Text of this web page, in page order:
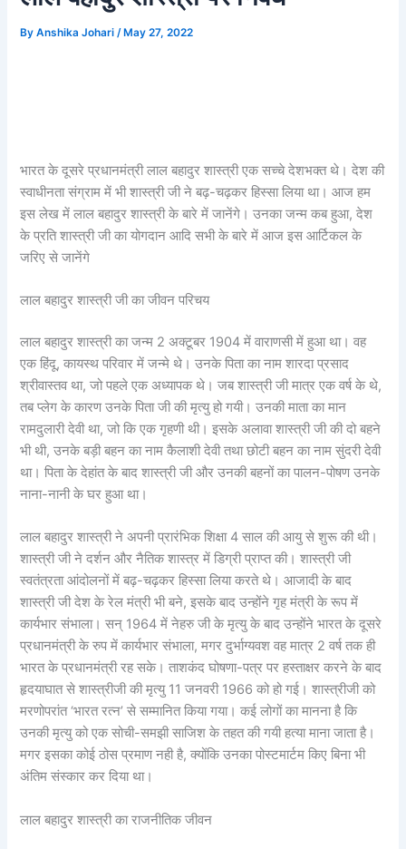
ByAnshika Johari/ May 27, 2022
भारत के दूसरे प्रधानमंत्री लाल बहादुर शास्त्री एक सच्चे देशभक्त थे। देश की
स्वाधीनता संग्राम में भी शास्त्री जी ने बढ़-चढ़कर हिस्सा लिया था। आज हम
इस लेख में लाल बहादुर शास्त्री के बारे में जानेंगे। उनका जन्म कब हुआ, देश
के प्रति शास्त्री जी का योगदान आदि सभी के बारे में आज इस आर्टिकल के
जरिए से जानेंगे
लाल बहादुर शास्त्री जी का जीवन परिचय
लाल बहादुर शास्त्री का जन्म 2 अक्टूबर 1904 में वाराणसी में हुआ था। वह
एक हिंदू, कायस्थ परिवार में जन्मे थे। उनके पिता का नाम शारदा प्रसाद
श्रीवास्तव था, जो पहले एक अध्यापक थे। जब शास्त्री जी मात्र एक वर्ष के थे,
तब प्लेग के कारण उनके पिता जी की मृत्यु हो गयी। उनकी माता का मान
रामदुलारी देवी था, जो कि एक गृहणी थी। इसके अलावा शास्त्री जी की दो बहने
भी थी, उनके बड़ी बहन का नाम कैलाशी देवी तथा छोटी बहन का नाम सुंदरी देवी
था। पिता के देहांत के बाद शास्त्री जी और उनकी बहनों का पालन-पोषण उनके
नाना-नानी के घर हुआ था।
लाल बहादुर शास्त्री ने अपनी प्रारंभिक शिक्षा 4 साल की आयु से शुरू की थी।
शास्त्री जी ने दर्शन और नैतिक शास्त्र में डिग्री प्राप्त की। शास्त्री जी
स्वतंत्रता आंदोलनों में बढ़-चढ़कर हिस्सा लिया करते थे। आजादी के बाद
शास्त्री जी देश के रेल मंत्री भी बने, इसके बाद उन्होंने गृह मंत्री के रूप में
कार्यभार संभाला। सन् 1964 में नेहरु जी के मृत्यु के बाद उन्होंने भारत के दूसरे
प्रधानमंत्री के रुप में कार्यभार संभाला, मगर दुर्भाग्यवश वह मात्र 2 वर्ष तक ही
भारत के प्रधानमंत्री रह सके। ताशकंद घोषणा-पत्र पर हस्ताक्षर करने के बाद
हृदयाघात से शास्त्रीजी की मृत्यु 11 जनवरी 1966 को हो गई। शास्त्रीजी को
मरणोपरांत ‘भारत रत्न’ से सम्मानित किया गया। कई लोगों का मानना है कि
उनकी मृत्यु को एक सोची-समझी साजिश के तहत की गयी हत्या माना जाता है।
मगर इसका कोई ठोस प्रमाण नही है, क्योंकि उनका पोस्टमार्टम किए बिना भी
अंतिम संस्कार कर दिया था।
लाल बहादुर शास्त्री का राजनीतिक जीवन